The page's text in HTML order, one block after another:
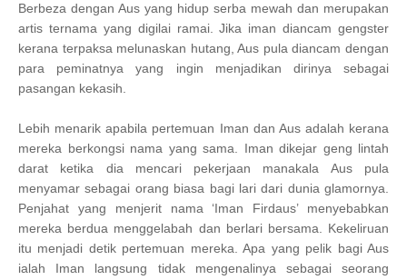
Berbeza dengan Aus yang hidup serba mewah dan merupakan
artis ternama yang digilai ramai. Jika iman diancam gengster
kerana terpaksa melunaskan hutang, Aus pula diancam dengan
para peminatnya yang ingin menjadikan dirinya sebagai
pasangan kekasih.
Lebih menarik apabila pertemuan Iman dan Aus adalah kerana
mereka berkongsi nama yang sama. Iman dikejar geng lintah
darat ketika dia mencari pekerjaan manakala Aus pula
menyamar sebagai orang biasa bagi lari dari dunia glamornya.
Penjahat yang menjerit nama ‘Iman Firdaus’ menyebabkan
mereka berdua menggelabah dan berlari bersama. Kekeliruan
itu menjadi detik pertemuan mereka. Apa yang pelik bagi Aus
ialah Iman langsung tidak mengenalinya sebagai seorang